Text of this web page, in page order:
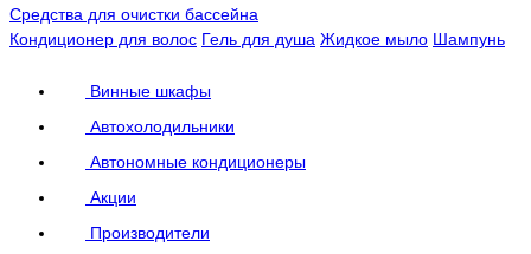
Средства для очистки бассейна
Кондиционер для волос Гель для душа Жидкое мыло Шампунь
Винные шкафы
Автохолодильники
Автономные кондиционеры
Акции
Производители